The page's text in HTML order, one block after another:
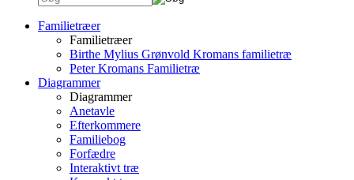
Familietræer
Familietræer
Birthe Mylius Grønvold Kromans familietræ
Peter Kromans Familietræ
Diagrammer
Diagrammer
Anetavle
Efterkommere
Familiebog
Forfædre
Interaktivt træ